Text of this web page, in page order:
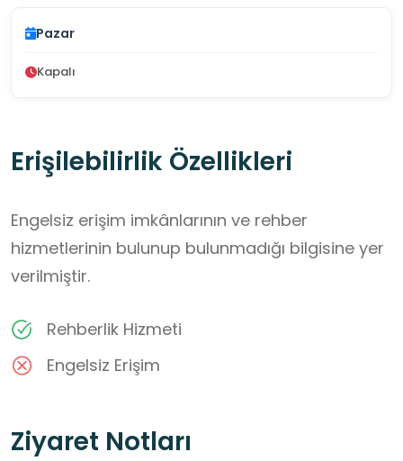
Pazar
Kapalı
Erişilebilirlik Özellikleri
Engelsiz erişim imkânlarının ve rehber
hizmetlerinin bulunup bulunmadığı bilgisine yer
verilmiştir.
Rehberlik Hizmeti
Engelsiz Erişim
Ziyaret Notları